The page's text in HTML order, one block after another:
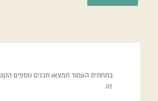
בתחתית העמוד תמצאו תכנים נוספים
זה